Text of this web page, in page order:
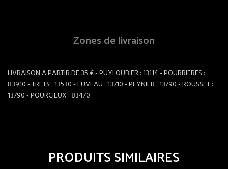
Zones de livraison
LIVRAISON A PARTIR DE 35 € - PUYLOUBIER : 13114 - POURRIERES :
83910 - TRETS : 13530 - FUVEAU : 13710 - PEYNIER : 13790 - ROUSSET :
13790 - POURCIEUX : 83470
PRODUITS SIMILAIRES